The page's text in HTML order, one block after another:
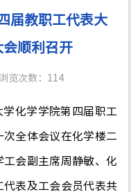
届教职工代表大
顺利召开
浏览次数： 114
学化学学院第四届职工
全体会议在化学楼二
工会副主席周静敏、化
代表及工会会员代表共